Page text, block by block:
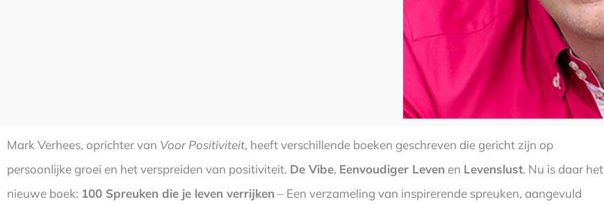
Mark Verhees, oprichter van Voor Positiviteit, heeft verschillende boeken geschreven die gericht zijn op
persoonlijke groei en het verspreiden van positiviteit. De Vibe, Eenvoudiger Leven en Levenslust. Nu is daar het
nieuwe boek: 100 Spreuken die je leven verrijken – Een verzameling van inspirerende spreuken, aangevuld